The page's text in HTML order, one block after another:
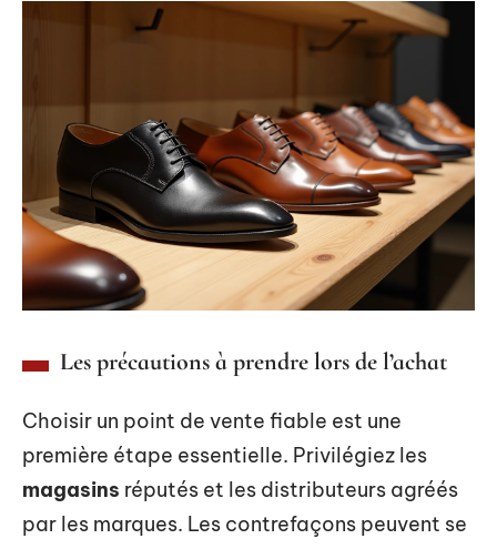
Les précautions à prendre lors de l’achat
Choisir un point de vente fiable est une
première étape essentielle. Privilégiez les
magasins réputés et les distributeurs agréés
par les marques. Les contrefaçons peuvent se